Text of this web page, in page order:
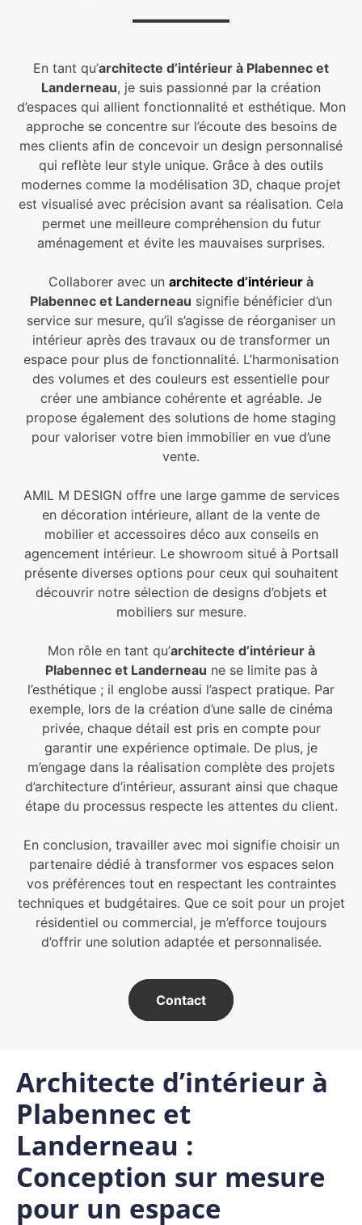
En tant qu’architecte d’intérieur à Plabennec et
Landerneau, je suis passionné par la création
d’espaces qui allient fonctionnalité et esthétique. Mon
approche se concentre sur l’écoute des besoins de
mes clients afin de concevoir un design personnalisé
qui reflète leur style unique. Grâce à des outils
modernes comme la modélisation 3D, chaque projet
est visualisé avec précision avant sa réalisation. Cela
permet une meilleure compréhension du futur
aménagement et évite les mauvaises surprises.
Collaborer avec un architecte d’intérieur à
Plabennec et Landerneau signifie bénéficier d’un
service sur mesure, qu’il s’agisse de réorganiser un
intérieur après des travaux ou de transformer un
espace pour plus de fonctionnalité. L’harmonisation
des volumes et des couleurs est essentielle pour
créer une ambiance cohérente et agréable. Je
propose également des solutions de home staging
pour valoriser votre bien immobilier en vue d’une
vente.
AMIL M DESIGN offre une large gamme de services
en décoration intérieure, allant de la vente de
mobilier et accessoires déco aux conseils en
agencement intérieur. Le showroom situé à Portsall
présente diverses options pour ceux qui souhaitent
découvrir notre sélection de designs d’objets et
mobiliers sur mesure.
Mon rôle en tant qu’architecte d’intérieur à
Plabennec et Landerneau ne se limite pas à
l’esthétique ; il englobe aussi l’aspect pratique. Par
exemple, lors de la création d’une salle de cinéma
privée, chaque détail est pris en compte pour
garantir une expérience optimale. De plus, je
m’engage dans la réalisation complète des projets
d’architecture d’intérieur, assurant ainsi que chaque
étape du processus respecte les attentes du client.
En conclusion, travailler avec moi signifie choisir un
partenaire dédié à transformer vos espaces selon
vos préférences tout en respectant les contraintes
techniques et budgétaires. Que ce soit pour un projet
résidentiel ou commercial, je m’efforce toujours
d’offrir une solution adaptée et personnalisée.
Contact
Architecte d’intérieur à
Plabennec et
Landerneau :
Conception sur mesure
pour un espace